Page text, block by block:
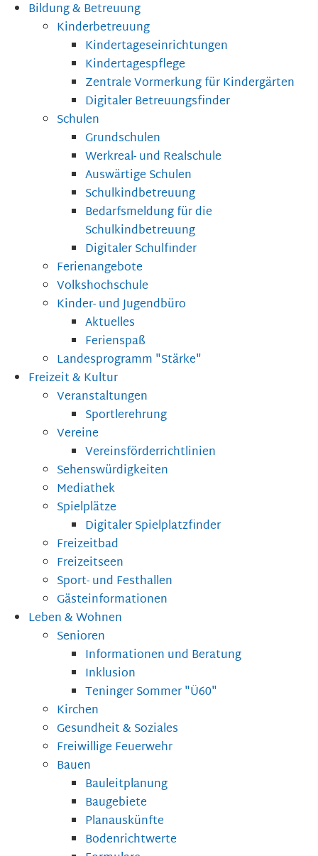
Bildung & Betreuung
Kinderbetreuung
Kindertageseinrichtungen
Kindertagespflege
Zentrale Vormerkung für Kindergärten
Digitaler Betreuungsfinder
Schulen
Grundschulen
Werkreal- und Realschule
Auswärtige Schulen
Schulkindbetreuung
Bedarfsmeldung für die
Schulkindbetreuung
Digitaler Schulfinder
Ferienangebote
Volkshochschule
Kinder- und Jugendbüro
Aktuelles
Ferienspaß
Landesprogramm "Stärke"
Freizeit & Kultur
Veranstaltungen
Sportlerehrung
Vereine
Vereinsförderrichtlinien
Sehenswürdigkeiten
Mediathek
Spielplätze
Digitaler Spielplatzfinder
Freizeitbad
Freizeitseen
Sport- und Festhallen
Gästeinformationen
Leben & Wohnen
Senioren
Informationen und Beratung
Inklusion
Teninger Sommer "Ü60"
Kirchen
Gesundheit & Soziales
Freiwillige Feuerwehr
Bauen
Bauleitplanung
Baugebiete
Planauskünfte
Bodenrichtwerte